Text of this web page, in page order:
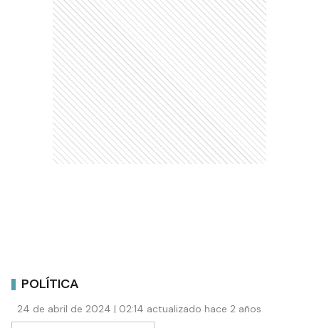
POLÍTICA
24 de abril de 2024 | 02:14 actualizado hace 2 años